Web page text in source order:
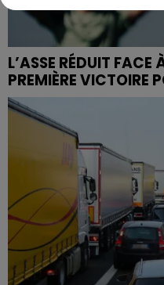
L’ASSE RÉDUIT FACE
PREMIÈRE VICTOIRE